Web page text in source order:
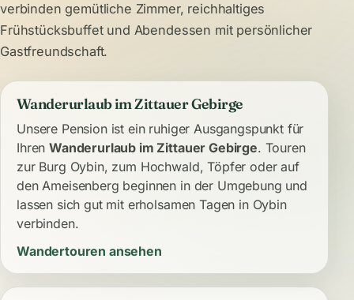
verbinden gemütliche Zimmer, reichhaltiges
Frühstücksbuffetund Abendessen mit persönlicher
Gastfreundschaft.
Wanderurlaub im Zittauer Gebirge
Unsere Pension ist ein ruhiger Ausgangspunkt für
IhrenWanderurlaub im Zittauer Gebirge. Touren
zur Burg Oybin, zum Hochwald, Töpfer oder auf
den Ameisenberg beginnen in der Umgebung und
lassen sich gut mit erholsamen Tagen in Oybin
verbinden.
Wandertouren ansehen